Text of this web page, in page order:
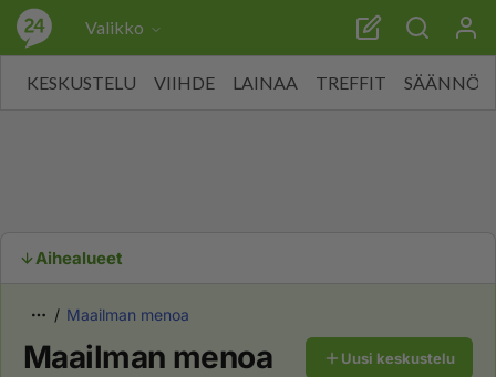
Valikko
KESKUSTELU VIIHDE LAINAA TREFFIT SÄÄNNÖT
Aihealueet
Maailman menoa
Maailman menoa Uusi keskustelu